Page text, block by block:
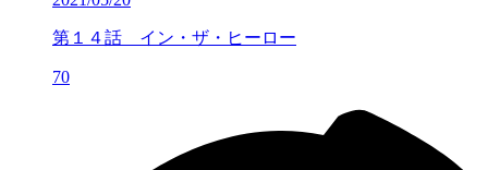
第１４話 イン・ザ・ヒーロー
70